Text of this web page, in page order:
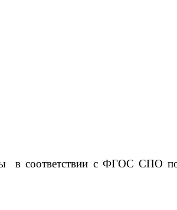
в соответствии с ФГОС СПО